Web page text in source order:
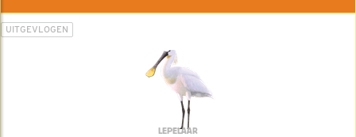
UITGEVLOGEN
LEPELAAR